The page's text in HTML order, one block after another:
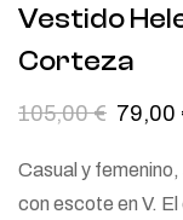
Vestido
Corteza
105,00€ 79,00
Casual y
con escote en V.